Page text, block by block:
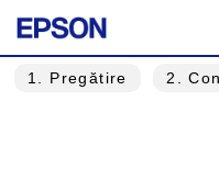
1 . Pregătire 2 .